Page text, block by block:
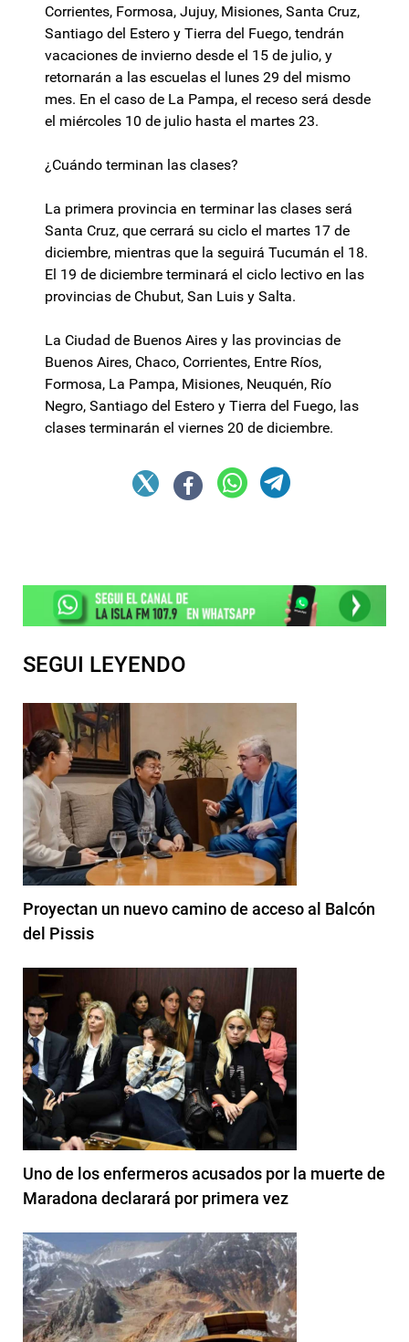
Corrientes, Formosa, Jujuy, Misiones, Santa Cruz,
Santiago del Estero y Tierra del Fuego, tendrán
vacaciones de invierno desde el 15 de julio, y
retornarán a las escuelas el lunes 29 del mismo
mes. En el caso de La Pampa, el receso será desde
el miércoles 10 de julio hasta el martes 23.
¿Cuándo terminan las clases?
La primera provincia en terminar las clases será
Santa Cruz, que cerrará su ciclo el martes 17 de
diciembre, mientras que la seguirá Tucumán el 18.
El 19 de diciembre terminará el ciclo lectivo en las
provincias de Chubut, San Luis y Salta.
La Ciudad de Buenos Aires y las provincias de
Buenos Aires, Chaco, Corrientes, Entre Ríos,
Formosa, La Pampa, Misiones, Neuquén, Río
Negro, Santiago del Estero y Tierra del Fuego, las
clases terminarán el viernes 20 de diciembre.
SEGUI LEYENDO
Proyectan un nuevo camino de acceso al Balcón
del Pissis
Uno de los enfermeros acusados por la muerte de
Maradona declarará por primera vez